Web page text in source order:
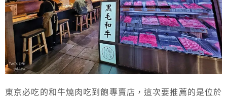
東京必吃的和牛燒肉吃到飽專賣店，這次要推薦的是位於